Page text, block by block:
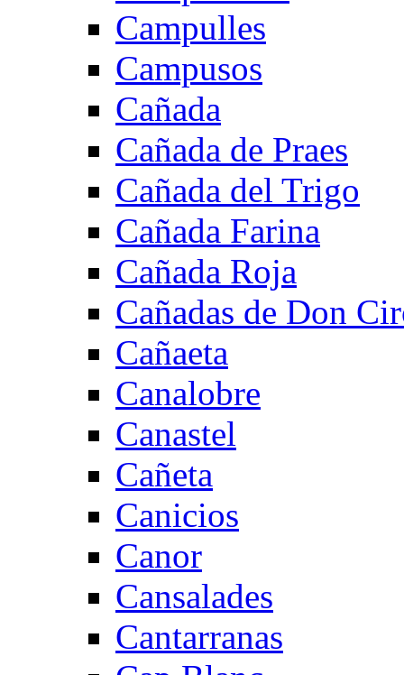
Campulles
Campusos
Cañada
Cañada de Praes
Cañada del Trigo
Cañada Farina
Cañada Roja
Cañadas de Don
Cañaeta
Canalobre
Canastel
Cañeta
Canicios
Canor
Cansalades
Cantarranas